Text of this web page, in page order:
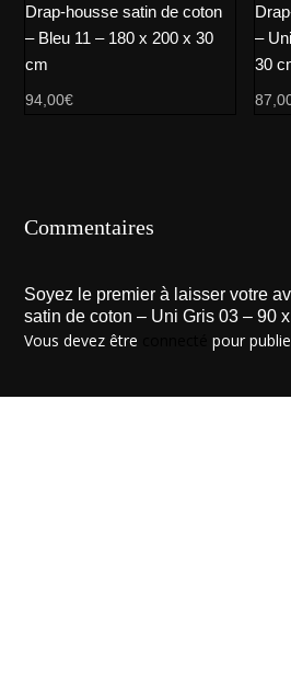
Drap-housse satin de coton
– Bleu 11 – 180 x 200 x 30
cm
94,00€
–
30
Commentaires
Soyez le premier à laisser votre
satin de coton – Uni Gris 03 – 90
Vous devez être pour